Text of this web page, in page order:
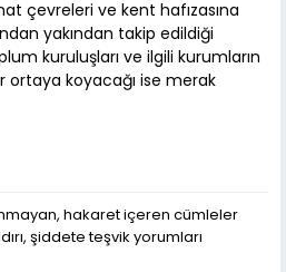
çevreleri ve kent hafızasına
yakından takip edildiği
kuruluşları ve ilgili kurumların
ortaya koyacağı ise merak
hakaret içeren cümleler
şiddete teşvik yorumları